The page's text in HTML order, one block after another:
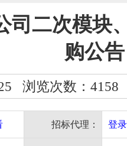
司二次模块
购公告
浏览次数： 4158
招标代理： 登